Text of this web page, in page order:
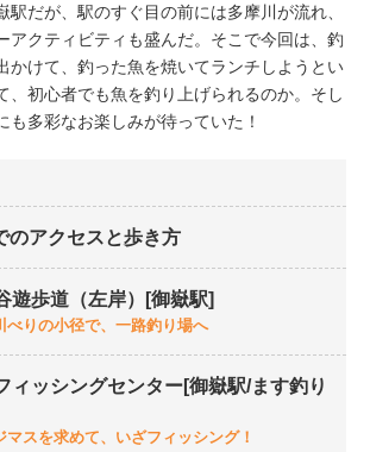
駅だが、駅のすぐ目の前には多摩川が流れ、
アクティビティも盛んだ。そこで今回は、釣
かけて、釣った魚を焼いてランチしようとい
、初心者でも魚を釣り上げられるのか。そし
も多彩なお楽しみが待っていた！
のアクセスと歩き方
遊歩道（左岸）[御嶽駅]
べりの小径で、一路釣り場へ
ィッシングセンター[御嶽駅/ます釣り
マスを求めて、いざフィッシング！